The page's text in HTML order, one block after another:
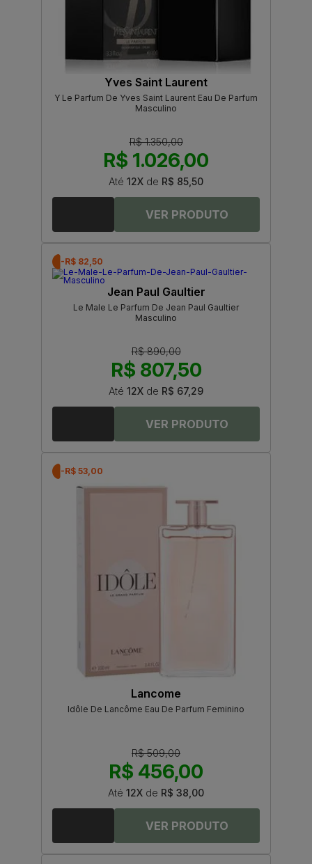
Yves Saint Laurent
Y Le Parfum De Yves Saint Laurent Eau De Parfum
Masculino
R$ 1.350,00
R$ 1.026,00
Até 12X de R$ 85,50
-R$ 82,50
Jean Paul Gaultier
Le Male Le Parfum De Jean Paul Gaultier
Masculino
R$ 890,00
R$ 807,50
Até 12X de R$ 67,29
-R$ 53,00
Lancome
Idôle De Lancôme Eau De Parfum Feminino
R$ 509,00
R$ 456,00
Até 12X de R$ 38,00